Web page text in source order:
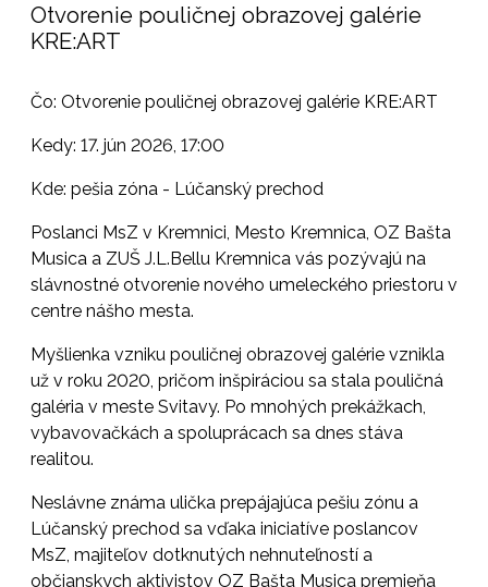
Otvorenie pouličnej obrazovej galérie
KRE:ART
Čo: Otvorenie pouličnej obrazovej galérie KRE:ART
Kedy: 17. jún 2026, 17:00
Kde: pešia zóna - Lúčanský prechod
Poslanci MsZ v Kremnici, Mesto Kremnica, OZ Bašta
Musica a ZUŠ J.L.Bellu Kremnica vás pozývajú na
slávnostné otvorenie nového umeleckého priestoru v
centre nášho mesta.
Myšlienka vzniku pouličnej obrazovej galérie vznikla
už v roku 2020, pričom inšpiráciou sa stala pouličná
galéria v meste Svitavy. Po mnohých prekážkach,
vybavovačkách a spoluprácach sa dnes stáva
realitou.
Neslávne známa ulička prepájajúca pešiu zónu a
Lúčanský prechod sa vďaka iniciatíve poslancov
MsZ, majiteľov dotknutých nehnuteľností a
občianskych aktivistov OZ Bašta Musica premieňa